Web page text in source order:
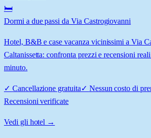
🛏️
Dormi a due passi da Via Castrogiovanni
Hotel, B&B e case vacanza vicinissimi a Via
Caltanissetta: confronta prezzi e recensioni
minuto.
✓ Cancellazione gratuita✓ Nessun costo di
Recensioni verificate
Vedi gli hotel →